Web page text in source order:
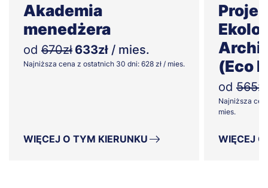
Akademia
menedżera
od 670zł 633zł / mies.
Najniższa cena z ostatnich 30 dni: 628 zł / mies.
WIĘCEJ O TYM KIERUNKU
(Eco
od 565zł
Najniższa
mies.
WIĘCEJ